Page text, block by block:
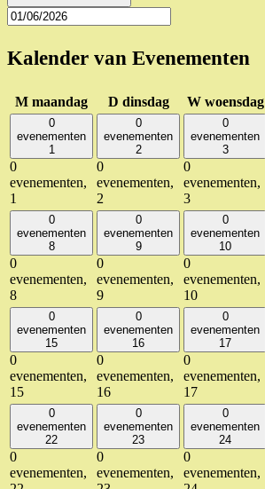
Kalender van Evenementen
M maandag D dinsdag W woensdag
0
evenementen
1
0
evenementen,
1
0
evenementen
2
0
evenementen,
2
0
evenementen
3
0
evenementen,
3
0
evenementen
8
0
evenementen,
8
0
evenementen
9
0
evenementen,
9
0
evenementen
10
0
evenementen,
10
0
evenementen
15
0
evenementen,
15
0
evenementen
16
0
evenementen,
16
0
evenementen
17
0
evenementen,
17
0
evenementen
22
0
evenementen,
0
evenementen
23
0
evenementen,
0
evenementen
24
0
evenementen,